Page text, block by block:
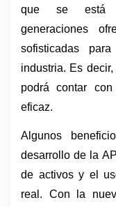
que se está
generaciones
sofisticadas
industria. Es
podrá contar
eficaz.
Algunos
desarrollo de la
de activos y el
real. Con la